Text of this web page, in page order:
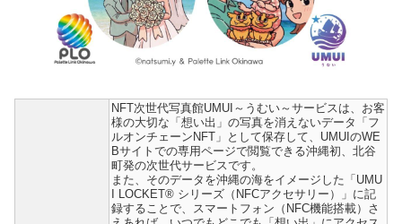
NFT次世代写真館UMUI～うむい～サービスは、お客
様の大切な「想い出」の写真を消えないデータ「フ
ルオンチェーンNFT」として保存して、UMUIのWE
Bサイトでの専用ページで閲覧できる沖縄初、北谷
町発の次世代サービスです。
また、そのデータを沖縄の海をイメージした「UMU
I LOCKET® シリーズ（NFCアクセサリー）」に記
録することで、スマートフォン（NFC機能搭載）さ